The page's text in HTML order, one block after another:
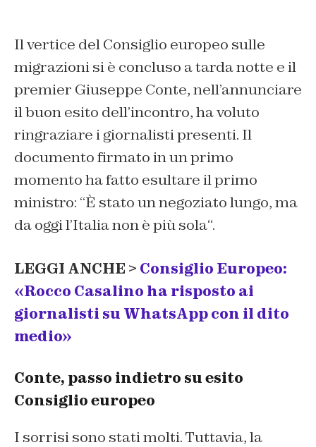
Il vertice del Consiglio europeo sulle
migrazioni si è concluso a tarda notte e il
premier Giuseppe Conte, nell’annunciare
il buon esito dell’incontro, ha voluto
ringraziare i giornalisti presenti. Il
documento firmato in un primo
momento ha fatto esultare il primo
ministro: “È stato un negoziato lungo, ma
da oggi l’Italia non è più sola“.
LEGGI ANCHE > Consiglio Europeo:
«Rocco Casalino ha risposto ai
giornalisti su WhatsApp con il dito
medio»
Conte, passo indietro su esito
Consiglio europeo
I sorrisi sono stati molti. Tuttavia, la